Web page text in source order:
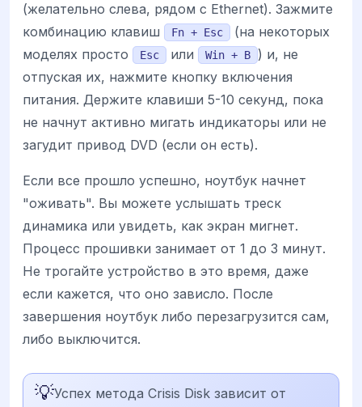
(желательно слева, рядом с Ethernet). Зажмите
комбинацию клавиш
Fn + Esc
(на некоторых
моделях просто
Esc или Win + B
) и, не
отпуская их, нажмите кнопку включения
питания. Держите клавиши 5-10 секунд, пока
не начнут активно мигать индикаторы или не
загудит привод DVD (если он есть).
Если все прошло успешно, ноутбук начнет
"оживать". Вы можете услышать треск
динамика или увидеть, как экран мигнет.
Процесс прошивки занимает от 1 до 3 минут.
Не трогайте устройство в это время, даже
если кажется, что оно зависло. После
завершения ноутбук либо перезагрузится сам,
либо выключится.
💡Успех метода Crisis Disk зависит от